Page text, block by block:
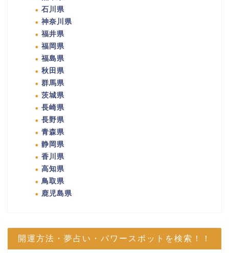
石川県
神奈川県
福井県
福岡県
福島県
秋田県
群馬県
茨城県
長崎県
長野県
青森県
静岡県
香川県
高知県
鳥取県
鹿児島県
開運方法・夢占い・パワースポットを検索！！